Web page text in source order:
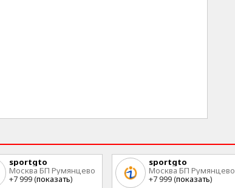
sportgto
Москва БП Румянцево
+7 999 (показать)
sportgto
Москва БП Румянцево
+7 999 (показать)